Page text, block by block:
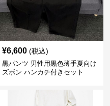
¥6,600 (税込)
黒パンツ 男性用黒色薄手夏向け
ズボン ハンカチ付きセット